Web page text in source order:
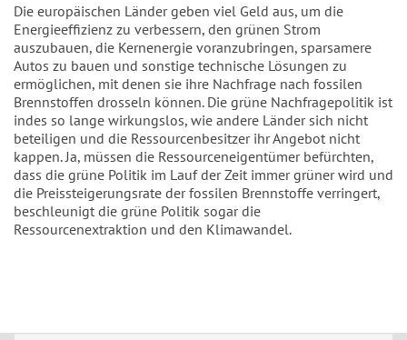
Die europäischen Länder geben viel Geld aus, um die
Energieeffizienz zu verbessern, den grünen Strom
auszubauen, die Kernenergie voranzubringen, sparsamere
Autos zu bauen und sonstige technische Lösungen zu
ermöglichen, mit denen sie ihre Nachfrage nach fossilen
Brennstoffen drosseln können. Die grüne Nachfragepolitik ist
indes so lange wirkungslos, wie andere Länder sich nicht
beteiligen und die Ressourcenbesitzer ihr Angebot nicht
kappen. Ja, müssen die Ressourceneigentümer befürchten,
dass die grüne Politik im Lauf der Zeit immer grüner wird und
die Preissteigerungsrate der fossilen Brennstoffe verringert,
beschleunigt die grüne Politik sogar die
Ressourcenextraktion und den Klimawandel.